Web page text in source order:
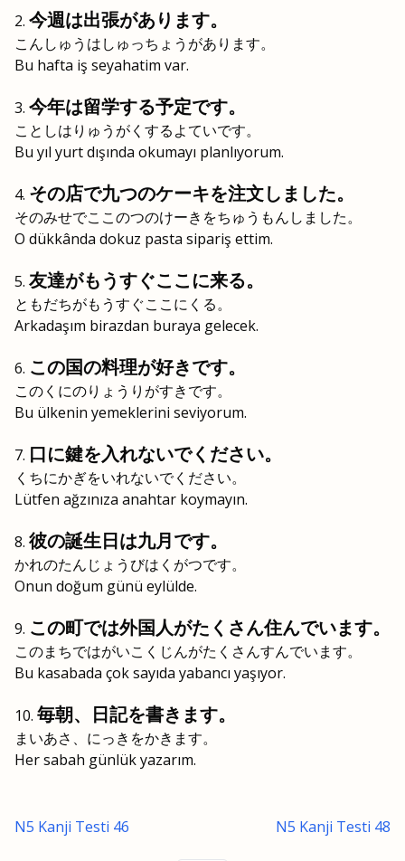
今週は出張があります。
こんしゅうはしゅっちょうがあります。
Bu hafta iş seyahatim var.
今年は留学する予定です。
ことしはりゅうがくするよていです。
Bu yıl yurt dışında okumayı planlıyorum.
その店で九つのケーキを注文しました。
そのみせでここのつのけーきをちゅうもんしました。
O dükkânda dokuz pasta sipariş ettim.
友達がもうすぐここに来る。
ともだちがもうすぐここにくる。
Arkadaşım birazdan buraya gelecek.
この国の料理が好きです。
このくにのりょうりがすきです。
Bu ülkenin yemeklerini seviyorum.
口に鍵を入れないでください。
くちにかぎをいれないでください。
Lütfen ağzınıza anahtar koymayın.
彼の誕生日は九月です。
かれのたんじょうびはくがつです。
Onun doğum günü eylülde.
この町では外国人がたくさん住んでいます。
このまちではがいこくじんがたくさんすんでいます。
Bu kasabada çok sayıda yabancı yaşıyor.
毎朝、日記を書きます。
まいあさ、にっきをかきます。
Her sabah günlük yazarım.
N5 Kanji Testi 46 N5 Kanji Testi 48